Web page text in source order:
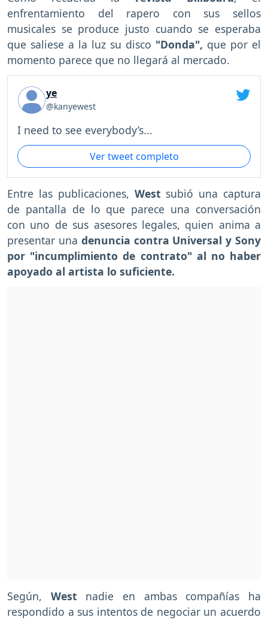
enfrentamiento del rapero con sus sellos
musicales se produce justo cuando se esperaba
que saliese a la luz su disco "Donda", que por el
momento parece que no llegará al mercado.
ye
@kanyewest
I need to see everybody’s...
Ver tweet completo
Entre las publicaciones, West subió una captura
de pantalla de lo que parece una conversación
con uno de sus asesores legales, quien anima a
presentar una denuncia contra Universal y Sony
por "incumplimiento de contrato" al no haber
apoyado al artista lo suficiente.
Según, West nadie en ambas compañías ha
respondido a sus intentos de negociar un acuerdo